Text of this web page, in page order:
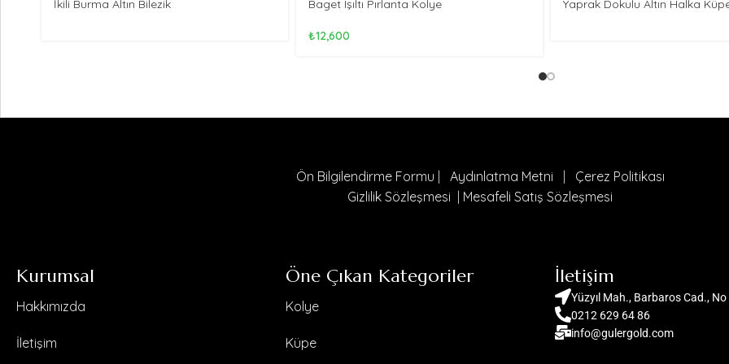
İkili Burma Altın Bilezik Baget Işıltı Pırlanta Kolye
₺12,600
Yaprak Dokulu Altın Halka
Ön Bilgilendirme Formu Aydınlatma Metni
Çerez Politikası
Gizlilik Sözleşmesi
Mesafeli Satış Sözleşmesi
Kurumsal
Hakkımızda
İletişim
Öne Çıkan Kategoriler
Kolye
Küpe
İletişim
Yüzyıl Mah., Barbaros Cad.,
0212 629 64 86
info@gulergold.com